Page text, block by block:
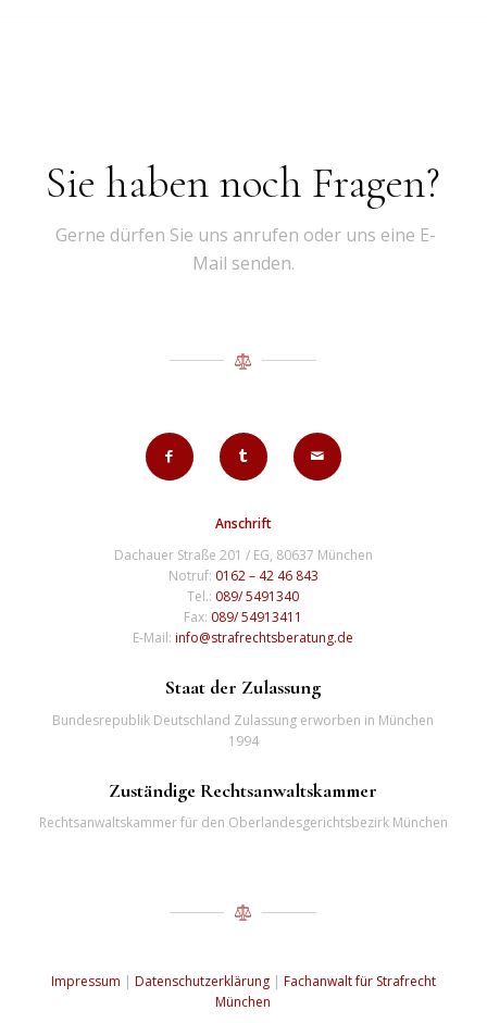
Sie haben noch Fragen?
Gerne dürfen Sie uns anrufen oder uns eine E-
Mail senden.
Anschrift
Dachauer Straße 201 / EG, 80637 München
Notruf: 0162 – 42 46 843
Tel.: 089/ 5491340
Fax: 089/ 54913411
E-Mail:info@strafrechtsberatung.de
Staat der Zulassung
Bundesrepublik Deutschland Zulassung erworben in München
1994
Zuständige Rechtsanwaltskammer
Rechtsanwaltskammer für den Oberlandesgerichtsbezirk München
Impressum | Datenschutzerklärung| Fachanwalt für Strafrecht
München